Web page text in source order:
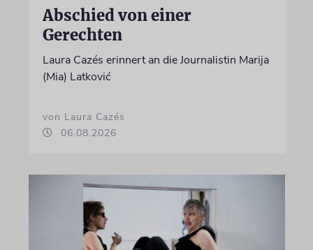
Abschied von einer
Gerechten
Laura Cazés erinnert an die Journalistin Marija
(Mia) Latković
von Laura Cazés
06.08.2026